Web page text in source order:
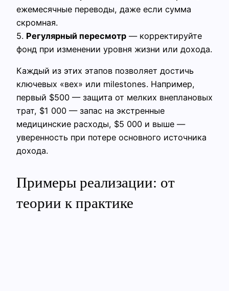
ежемесячные переводы, даже если сумма
скромная.
5. Регулярный пересмотр — корректируйте
фонд при изменении уровня жизни или дохода.
Каждый из этих этапов позволяет достичь
ключевых «вех» или milestones. Например,
первый $500 — защита от мелких внеплановых
трат, $1 000 — запас на экстренные
медицинские расходы, $5 000 и выше —
уверенность при потере основного источника
дохода.
Примеры реализации: от
теории к практике